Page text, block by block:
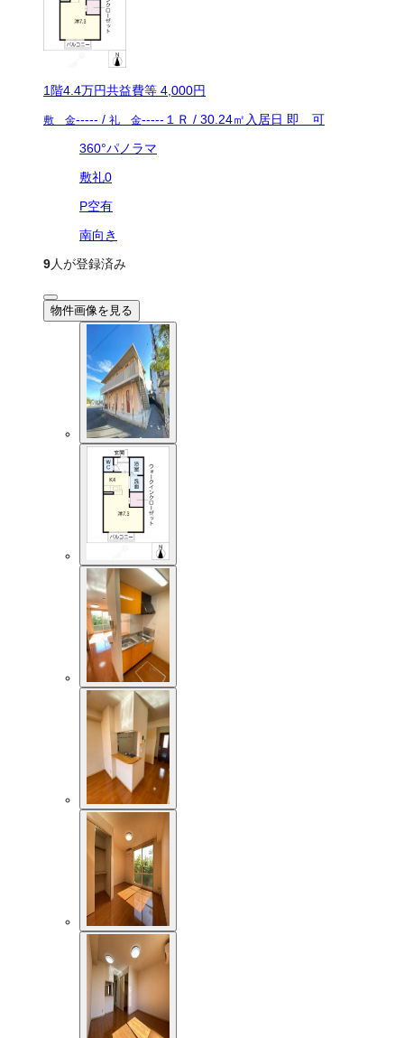
1階4.4万円共益費等 4,000円
敷 金----- / 礼 金----- １Ｒ / 30.24㎡ 入居日 即 可
360°パノラマ
敷礼0
P空有
南向き
9人が登録済み
物件画像を見る